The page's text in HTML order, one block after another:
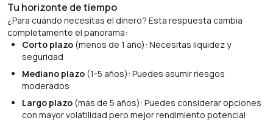
Tu horizonte de tiempo
¿Para cuándo necesitas el dinero? Esta respuesta cambia
completamente el panorama:
Corto plazo (menos de 1 año): Necesitas liquidez y
seguridad
Mediano plazo (1-5 años): Puedes asumir riesgos
moderados
Largo plazo (más de 5 años): Puedes considerar opciones
con mayor volatilidad pero mejor rendimiento potencial